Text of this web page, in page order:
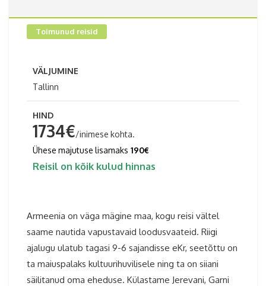
Toimunud reisid
VÄLJUMINE
Tallinn
HIND
1734€/inimese kohta.
Ühese majutuse lisamaks 190€
Reisil on kõik kulud hinnas
Armeenia on väga mägine maa, kogu reisi vältel
saame nautida vapustavaid loodusvaateid. Riigi
ajalugu ulatub tagasi 9-6 sajandisse eKr, seetõttu on
ta maiuspalaks kultuurihuvilisele ning ta on siiani
säilitanud oma eheduse. Külastame Jerevani, Garni